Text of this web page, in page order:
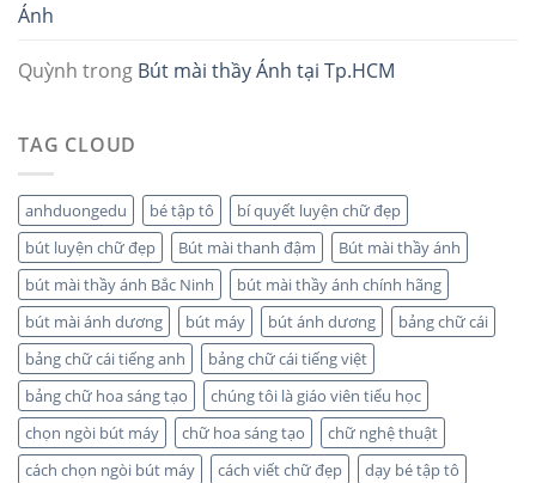
Ánh
Quỳnh trong Bút mài thầy Ánh tại Tp.HCM
TAG CLOUD
anhduongedu bé tập tô
bí quyết luyện chữ đẹp
bút luyện chữ đẹp
Bút mài thanh đậm
Bút mài thầy ánh
bút mài thầy ánh Bắc Ninh
bút mài thầy ánh chính hãng
bút mài ánh dương
bút máy bút ánh dương
bảng chữ cái
bảng chữ cái tiếng anh
bảng chữ cái tiếng việt
bảng chữ hoa sáng tạo
chúng tôi là giáo viên tiểu học
chọn ngòi bút máy
chữ hoa sáng tạo
chữ nghệ thuật
cách chọn ngòi bút máy
cách viết chữ đẹp
dạy bé tập tô